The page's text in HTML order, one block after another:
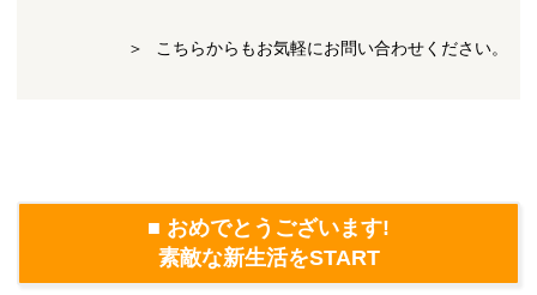
こちらからもお気軽にお問い合わせください。
■ おめでとうございます!
素敵な新生活をSTART